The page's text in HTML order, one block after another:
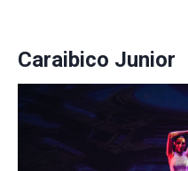
Caraibico Junior